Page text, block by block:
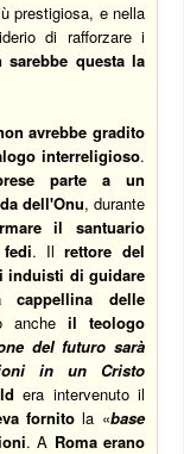
prestigiosa, e nella
di rafforzare i
sarebbe questa la
avrebbe gradito
interreligioso.
parte a un
dell'Onu, durante
il santuario
. Ilrettore del
induisti di guidare
cappellina delle
anche il teologo
del futuro sarà
in un Cristo
era intervenuto il
fornito la «base
. A Roma erano